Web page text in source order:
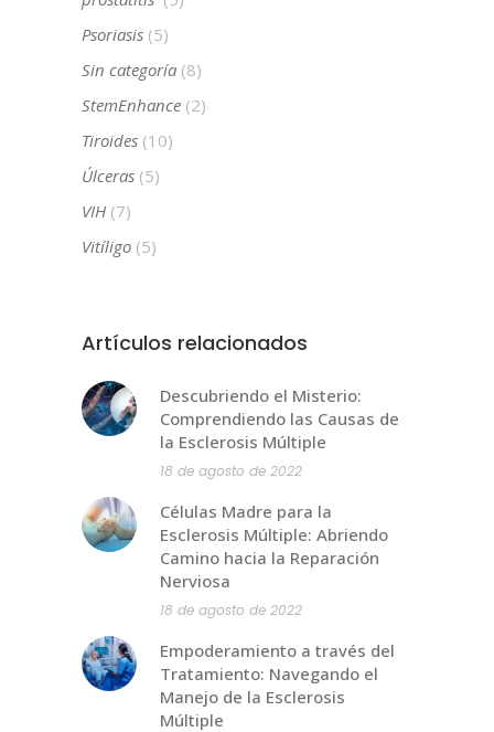
Psoriasis (5)
Sin categoría (8)
StemEnhance (2)
Tiroides (10)
Úlceras (5)
VIH (7)
Vitíligo (5)
Artículos relacionados
Descubriendo el Misterio:
Comprendiendo las Causas de
la Esclerosis Múltiple
18 de agosto de 2022
Células Madre para la
Esclerosis Múltiple: Abriendo
Camino hacia la Reparación
Nerviosa
18 de agosto de 2022
Empoderamiento a través del
Tratamiento: Navegando el
Manejo de la Esclerosis
Múltiple